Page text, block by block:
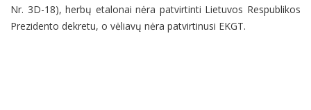
Nr. 3D-18), herbų etalonai nėra patvirtinti Lietuvos Respublikos
Prezidento dekretu, o vėliavų nėra patvirtinusi EKGT.